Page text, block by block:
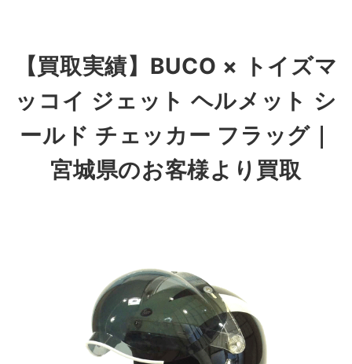
【買取実績】BUCO × トイズマ
ッコイ ジェット ヘルメット シ
ールド チェッカー フラッグ｜
宮城県のお客様より買取